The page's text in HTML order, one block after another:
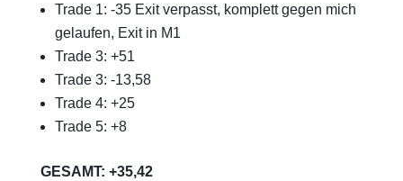
Trade 1: -35 Exit verpasst, komplett gegen mich
gelaufen, Exit in M1
Trade 3: +51
Trade 3: -13,58
Trade 4: +25
Trade 5: +8
GESAMT: +35,42